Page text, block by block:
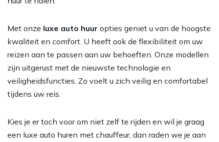
Met onze luxe auto huur opties geniet u van de hoogste
kwaliteit en comfort. U heeft ook de flexibiliteit om uw
reizen aan te passen aan uw behoeften. Onze modellen
zijn uitgerust met de nieuwste technologie en
veiligheidsfuncties. Zo voelt u zich veilig en comfortabel
tijdens uw reis.
Kies je er toch voor om niet zelf te rijden en wil je graag
een luxe auto huren met chauffeur, dan raden we je aan